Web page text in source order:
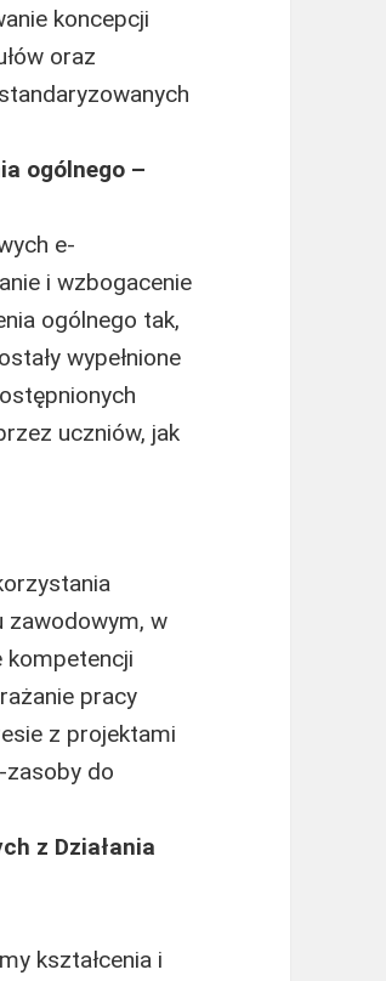
koncepcji
oraz
ogólnego –
e-
i wzbogacenie
ogólnego tak,
wypełnione
uczniów, jak
zawodowym, w
kompetencji
pracy
z projektami
zasoby do
z Działania
kształcenia i